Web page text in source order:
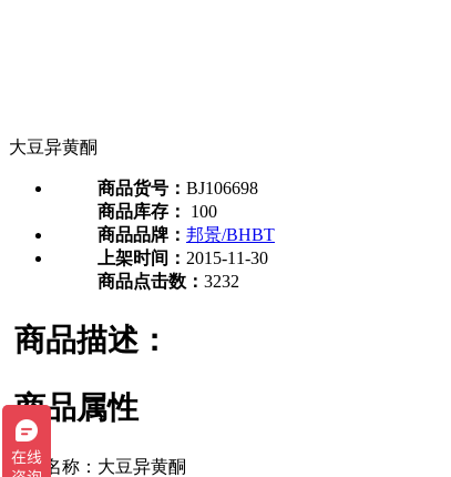
大豆异黄酮
商品货号： BJ106698
商品库存：
100
商品品牌： 邦景/BHBT
上架时间： 2015-11-30
商品点击数： 3232
商品描述：
商品属性
中文名称：大豆异黄酮